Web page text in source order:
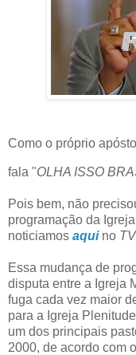
Como o próprio
fala "OLHA ISSO
Pois bem, não
programação da
noticiamos aquino
Essa mudança de
disputa entre a Igreja
fuga cada vez maior
para a Igreja
um dos principais
2000, de acordo com